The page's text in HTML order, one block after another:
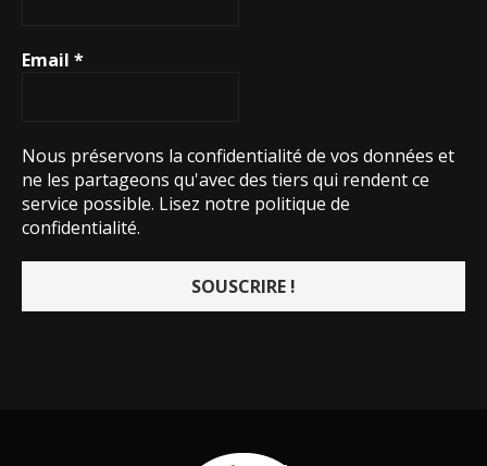
Email *
Nous préservons la confidentialité de vos données et
ne les partageons qu'avec des tiers qui rendent ce
service possible. Lisez notre politique de
confidentialité.